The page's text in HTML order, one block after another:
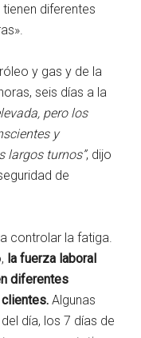
diferentes
y gas y de la
seis días a la
pero los
y
largos turnos”, dijo
de
controlar la fatiga.
la fuerza laboral
diferentes
Algunas
día, los 7 días de